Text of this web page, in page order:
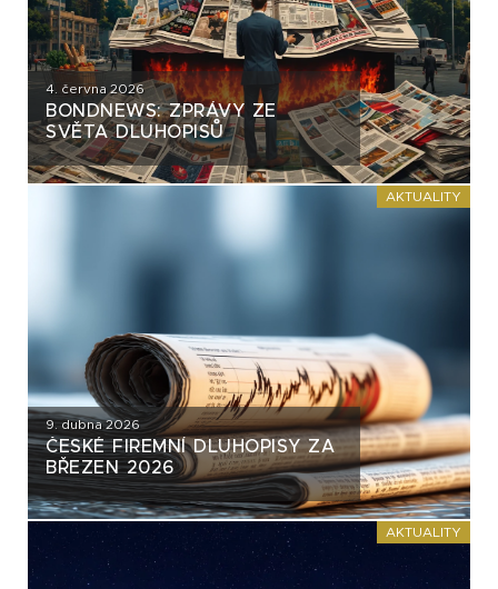
4. června 2026
BONDNEWS: ZPRÁVY ZE
SVĚTA DLUHOPISŮ
AKTUALITY
9. dubna 2026
ČESKÉ FIREMNÍ DLUHOPISY ZA
BŘEZEN 2026
AKTUALITY